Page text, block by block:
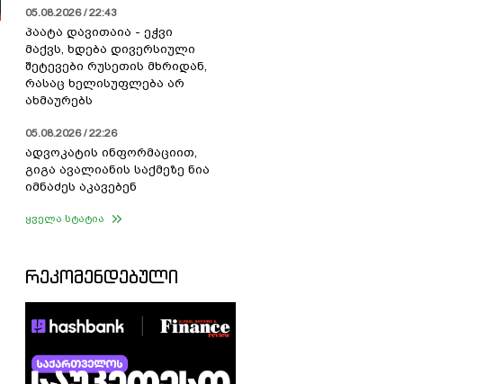
05.08.2026 / 22:43
პაატა დავითაია - ეჭვი
მაქვს, ხდება დივერსიული
შეტევები რუსეთის მხრიდან,
რასაც ხელისუფლება არ
ახმაურებს
05.08.2026 / 22:26
ადვოკატის ინფორმაციით,
გიგა ავალიანის საქმეზე ნია
იმნაძეს აკავებენ
ყველა სტატია
ᲠᲔᲙᲝᲛᲔᲜᲓᲔᲑᲣᲚᲘ